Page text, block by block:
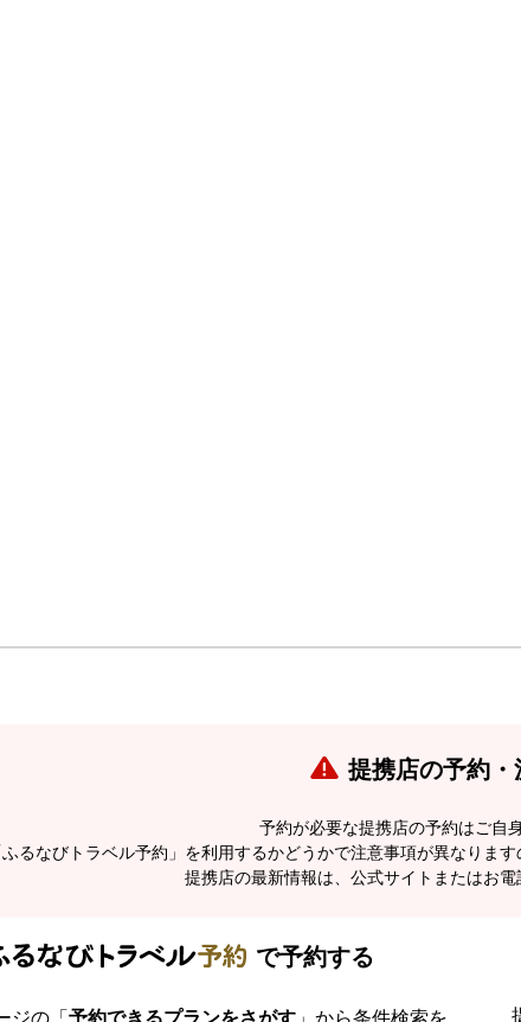
提携店の予約
予約が必要な提携店の予約はご自
ふるなびトラベル予約」を利用するかどうかで注意事項が異なります
提携店の最新情報は、公式サイトまたはお電
で予約する
ジの「予約できるプランをさがす 」から条件検索を